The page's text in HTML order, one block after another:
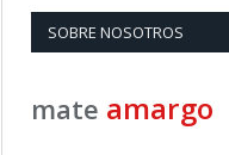
SOBRE NOSOTROS
mate amargo